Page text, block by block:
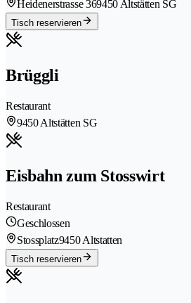
Heidenerstrasse 369450 Altstätten SG
Tisch reservieren
Brüggli
Restaurant
9450 Altstätten SG
Eisbahn zum Stosswirt
Restaurant
Geschlossen
Stossplatz9450 Altstatten
Tisch reservieren